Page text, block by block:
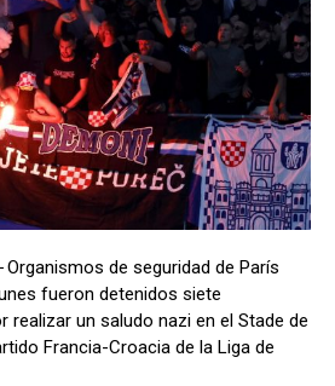
Organismos de seguridad de París
fueron detenidos siete
un saludo nazi en el Stade de
Francia-Croacia de la Liga de